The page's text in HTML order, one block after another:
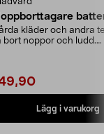
kläder och andra
bort noppor och ludd.
Lägg i varukorg